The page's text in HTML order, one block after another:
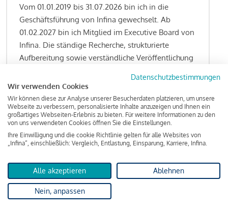
Vom 01.01.2019 bis 31.07.2026 bin ich in die
Geschäftsführung von Infina gewechselt. Ab
01.02.2027 bin ich Mitglied im Executive Board von
Infina. Die ständige Recherche, strukturierte
Aufbereitung sowie verständliche Veröffentlichung
Kreditgeschäft gehören zu den wesentlichen
Schwerpunktsetzungen meiner Funktion.
Lesen Sie meine Finanzierungs-Tipps
KreditindexDas Wohnkredit Barometer
Datenschutzbestimmungen
Wir verwenden Cookies
Wir können diese zur Analyse unserer Besucherdaten platzieren, um unsere
Webseite zu verbessern, personalisierte Inhalte anzuzeigen und Ihnen ein
großartiges Webseiten-Erlebnis zu bieten. Für weitere Informationen zu den
von uns verwendeten Cookies öffnen Sie die Einstellungen.
Ihre Einwilligung und die cookie Richtlinie gelten für alle Websites von
„Infina“, einschließlich: Vergleich, Entlastung, Einsparung, Karriere, Infina.
Alle akzeptieren Ablehnen
Nein, anpassen